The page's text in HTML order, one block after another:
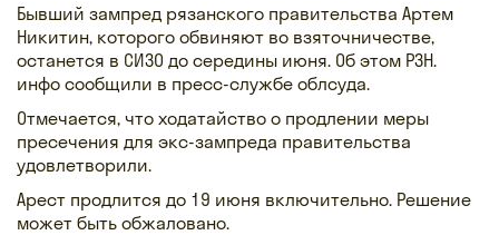
Бывший зампред рязанского правительства Артем
Никитин, которого обвиняют во взяточничестве,
останется в СИЗО до середины июня. Об этом РЗН.
инфо сообщили в пресс-службе облсуда.
Отмечается, что ходатайство о продлении меры
пресечения для экс-зампреда правительства
удовлетворили.
Арест продлится до 19 июня включительно. Решение
может быть обжаловано.